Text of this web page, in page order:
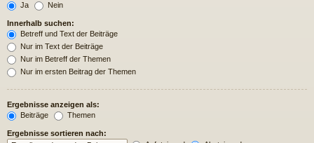
Ja
Nein
Innerhalb suchen:
Betreff und Text der Beiträge
Nur im Text der Beiträge
Nur im Betreff der Themen
Nur im ersten Beitrag der Themen
Ergebnisse anzeigen als:
Beiträge
Themen
Ergebnisse sortieren nach: